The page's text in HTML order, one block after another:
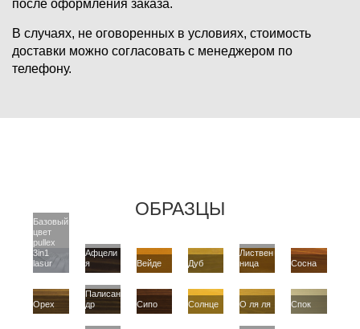
после оформления заказа.
В случаях, не оговоренных в условиях, стоимость
доставки можно согласовать с менеджером по
телефону.
ОБРАЗЦЫ
Базовый
цвет
pullex
3in1
lasur
Афцели
я
Вейде Дуб
Листвен
ница
Сосна
Орех
Палисан
др
Сипо Солнце О ля ля Спок